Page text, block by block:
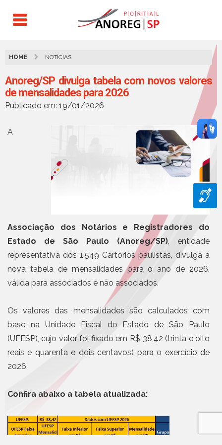
HOME NOTÍCIAS
Anoreg/SP divulga tabela com novos valores
de mensalidades para 2026
Publicado em: 19/01/2026
A
Associação dos Notários e Registradores do
Estado de São Paulo (Anoreg/SP) , entidade
representativa dos 1.549 Cartórios paulistas, divulga a
nova tabela de mensalidades para o ano de 2026,
válida para associados e não associados.
Os valores das mensalidades são calculados com
base na Unidade Fiscal do Estado de São Paulo
(UFESP), cujo valor foi fixado em R$ 38,42 (trinta e oito
reais e quarenta e dois centavos) para o exercício de
2026.
Confira abaixo a tabela atualizada: